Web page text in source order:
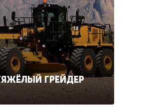
ГРЕЙДЕР